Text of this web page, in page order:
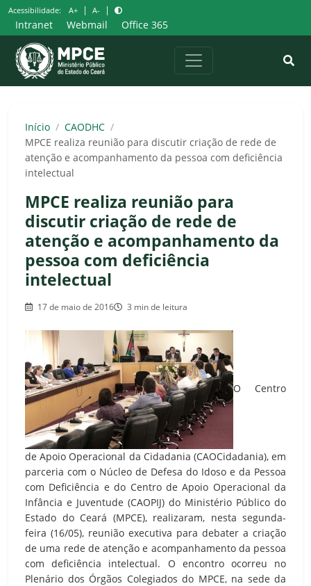
Pular
para
o
conteúdo
Acessibilidade: A+ | A- |
Intranet Webmail Office 365
Início / CAODHC /
MPCE realiza reunião para discutir criação de rede de
atenção e acompanhamento da pessoa com deficiência
intelectual
MPCE realiza reunião para
discutir criação de rede de
atenção e acompanhamento da
pessoa com deficiência
intelectual
17 de maio de 2016 3 min de leitura
O Centro
de Apoio Operacional da Cidadania (CAOCidadania), em
parceria com o Núcleo de Defesa do Idoso e da Pessoa
com Deficiência e do Centro de Apoio Operacional da
Infância e Juventude (CAOPIJ) do Ministério Público do
Estado do Ceará (MPCE), realizaram, nesta segunda-
feira (16/05), reunião executiva para debater a criação
de uma rede de atenção e acompanhamento da pessoa
com deficiência intelectual. O encontro ocorreu no
Plenário dos Órgãos Colegiados do MPCE, na sede da